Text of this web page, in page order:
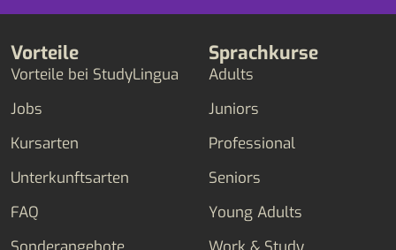
Vorteile
Vorteile bei StudyLingua
Jobs
Kursarten
Unterkunftsarten
FAQ
Sprachkurse
Adults
Juniors
Professional
Seniors
Young Adults